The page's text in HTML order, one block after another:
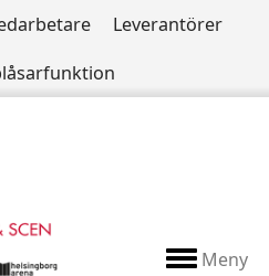
Leverantörer
Meny